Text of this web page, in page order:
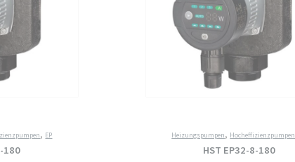
, EP
180
Heizungspumpen, Hocheffizienzpumpen
HST EP32-8-180